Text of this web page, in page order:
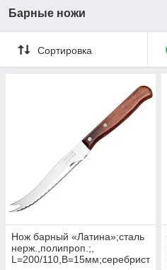
Барные ножи
Сортировка
Нож барный «Латина»;сталь
нерж.,полипроп.;,
L=200/110,B=15мм;серебрист